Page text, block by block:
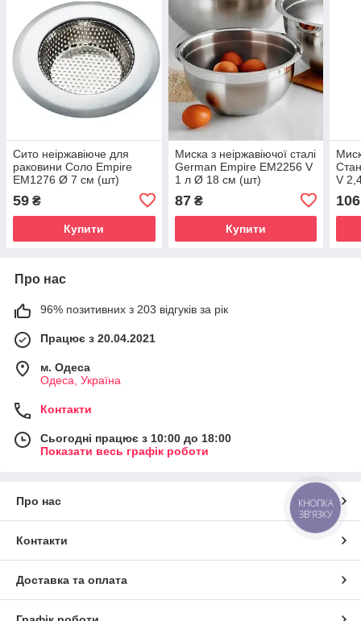
Сито неіржавіюче для
раковини Соло Empire
EM1276 Ø 7 см (шт)
59 ₴
Купити
Миска з неіржавіючої сталі
German Empire ЕМ2256 V
1 л Ø 18 см (шт)
87₴
Купити
V
106
Про нас
96% позитивних з 203 відгуків за рік
Працює з 20.04.2021
м. Одеса
Одеса, Україна
Контакти
Сьогодні працює з 10:00 до 18:00
Показати весь графік роботи
Про нас
Контакти
Доставка та оплата
КНОПКА
ЗВ'ЯЗКУ